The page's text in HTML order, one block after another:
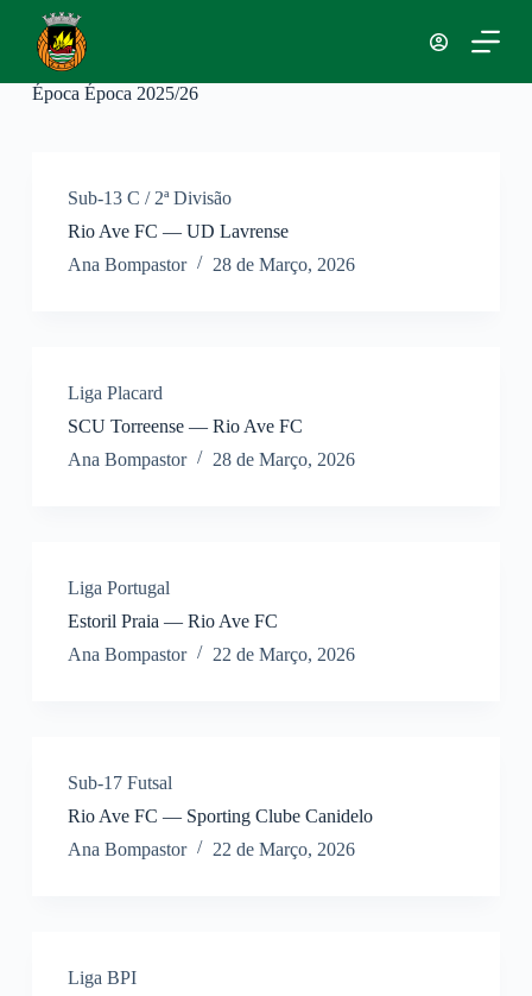
aÉpoca Época 2025/26
Sub-13 C / 2ª Divisão
Rio Ave FC — UD Lavrense
Ana Bompastor
28 de Março, 2026
Liga Placard
SCU Torreense — Rio Ave FC
Ana Bompastor
28 de Março, 2026
Liga Portugal
Estoril Praia — Rio Ave FC
Ana Bompastor
22 de Março, 2026
Sub-17 Futsal
Rio Ave FC — Sporting Clube Canidelo
Ana Bompastor
22 de Março, 2026
Liga BPI